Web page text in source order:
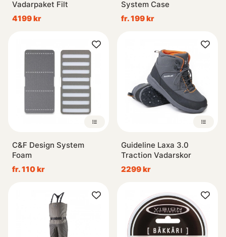
Vadarpaket Filt
4199 kr
System Case
fr. 199 kr
C&F Design System
Foam
fr. 110 kr
Guideline Laxa 3.0
Traction Vadarskor
2299 kr